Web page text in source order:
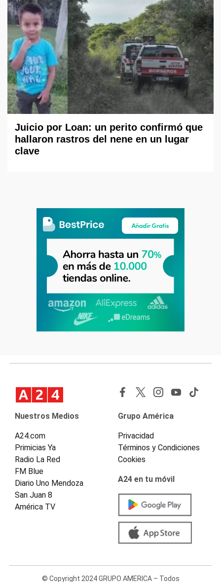
Juicio por Loan: un perito confirmó que
hallaron rastros del nene en un lugar
clave
Nuestros Medios
A24.com
Primicias Ya
Radio La Red
FM Blue
Diario Uno Mendoza
San Juan 8
América TV
Grupo América
Privacidad
Términos y Condiciones
Cookies
A24 en tu móvil
© Copyright 2024 GRUPO AMERICA – Todos